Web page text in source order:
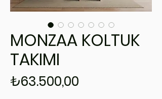
MONZAA KOLTUK
TAKIMI
₺63.500,00